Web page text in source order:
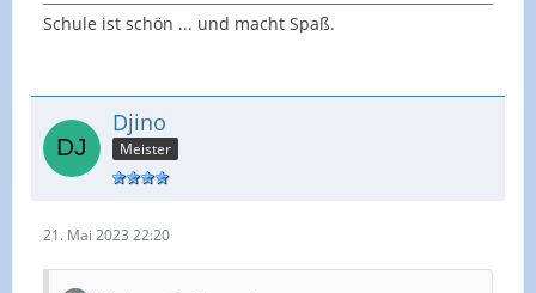
Schule ist schön ... und macht Spaß.
Djino
Meister
21. Mai 2023 22:20